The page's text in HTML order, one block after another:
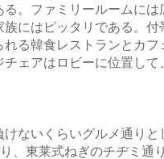
る。ファミリールームに
族にはピッタリである。
れる韓食レストランとカ
チェアはロビーに位置し
けないくらいグルメ通り
、東莱式ねぎのチヂミ通